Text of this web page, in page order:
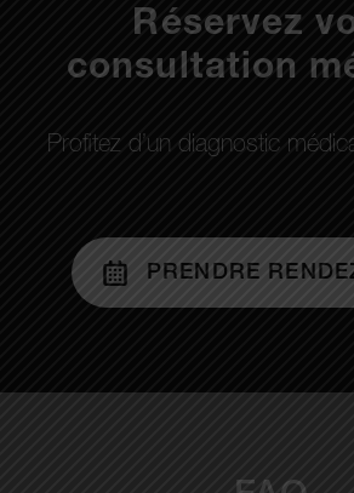
Réservez
consultation
Profitez d’un diagnostic
PRENDRE